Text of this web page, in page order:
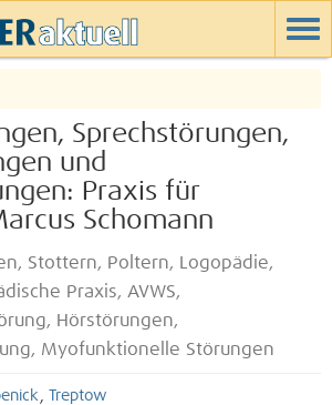
Sprechstörungen,
und
Praxis für
Schomann
Stottern, Poltern, Logopädie,
Praxis, AVWS,
Hörstörungen,
Myofunktionelle Störungen
, Treptow